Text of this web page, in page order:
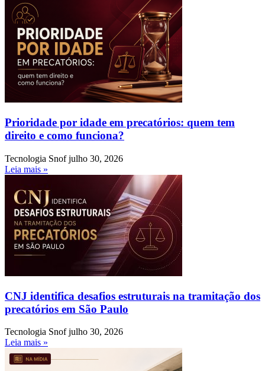
Prioridade por idade em precatórios: quem tem
direito e como funciona?
Tecnologia Snofjulho 30, 2026
Leia mais »
CNJ identifica desafios estruturais na tramitação dos
precatórios em São Paulo
Tecnologia Snofjulho 30, 2026
Leia mais »